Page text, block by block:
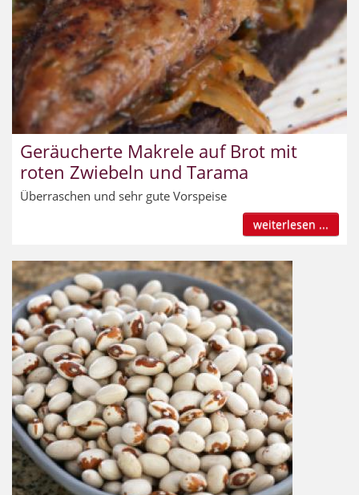
Geräucherte Makrele auf Brot mit
roten Zwiebeln und Tarama
Überraschen und sehr gute Vorspeise
weiterlesen ...